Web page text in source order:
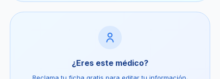
¿Eres este médico?